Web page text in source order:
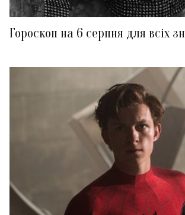
Гороскоп на 6 серпня для всіх